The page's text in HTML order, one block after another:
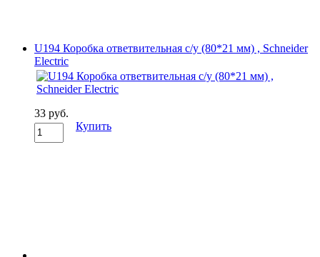
U194 Коробка ответвительная с/у (80*21 мм) , Schneider
Electric
33 руб.
Купить